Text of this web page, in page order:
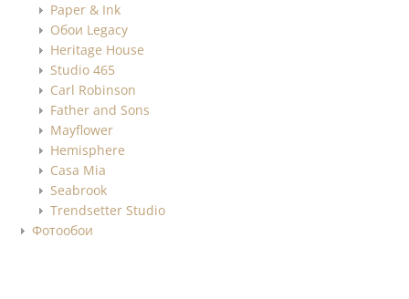
Paper & Ink
Обои Legacy
Heritage House
Studio 465
Carl Robinson
Father and Sons
Mayflower
Hemisphere
Casa Mia
Seabrook
Trendsetter Studio
Фотообои